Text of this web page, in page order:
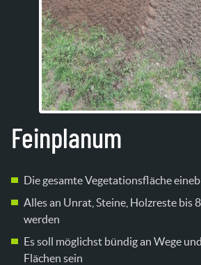
Feinplanum
Die gesamte Vegetationsfläche
Alles an Unrat, Steine, Holzreste bis
werden
Es soll möglichst bündig an Wege
Flächen sein